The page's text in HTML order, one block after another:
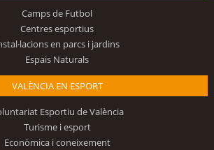
Camps de Futbol
Centres esportius
en parcs i jardins
Espais Naturals
VALÈNCIA EN ESPORT
Esportiu de València
Turisme i esport
Econòmica i coneixement